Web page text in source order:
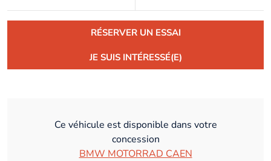
RÉSERVER UN ESSAI
JE SUIS INTÉRESSÉ(E)
Ce véhicule est disponible dans votre
concession
BMW MOTORRAD CAEN